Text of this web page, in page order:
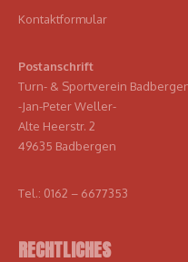
Kontaktformular
Postanschrift
Turn- & Sportverein Badbergen
-Jan-Peter Weller-
Alte Heerstr. 2
49635 Badbergen
Tel.: 0162 – 6677353
RECHTLICHES